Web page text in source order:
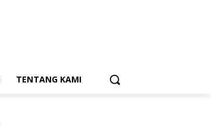
TENTANG KAMI